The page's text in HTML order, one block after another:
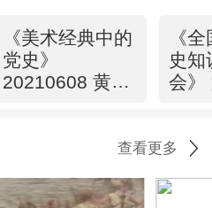
《美术经典中的
党史》
20210608 黄河
《
史知
会》
查看更多